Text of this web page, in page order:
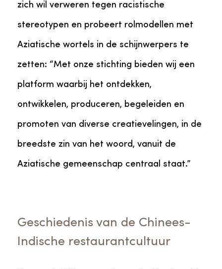
zich wil verweren tegen racistische
stereotypen en probeert rolmodellen met
Aziatische wortels in de schijnwerpers te
zetten: “Met onze stichting bieden wij een
platform waarbij het ontdekken,
ontwikkelen, produceren, begeleiden en
promoten van diverse creatievelingen, in de
breedste zin van het woord, vanuit de
Aziatische gemeenschap centraal staat.”
Geschiedenis van de Chinees-
Indische restaurantcultuur